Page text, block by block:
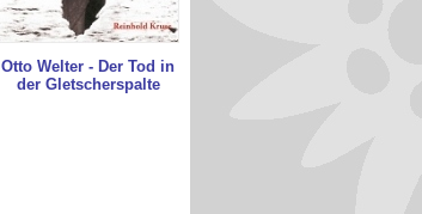
Otto Welter - Der Tod in
der Gletscherspalte